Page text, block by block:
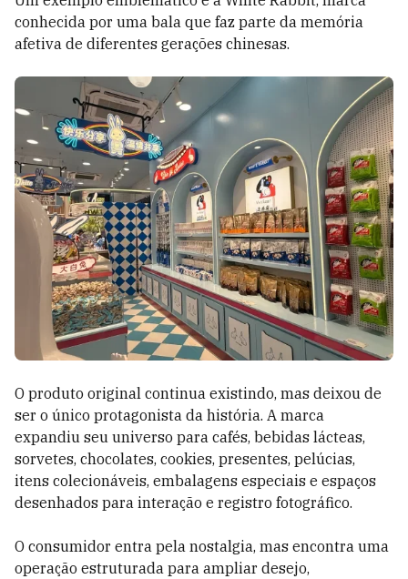
conhecida por uma bala que faz parte da memória
afetiva de diferentes gerações chinesas.
O produto original continua existindo, mas deixou de
ser o único protagonista da história. A marca
expandiu seu universo para cafés, bebidas lácteas,
sorvetes, chocolates, cookies, presentes, pelúcias,
itens colecionáveis, embalagens especiais e espaços
desenhados para interação e registro fotográfico.
O consumidor entra pela nostalgia, mas encontra uma
operação estruturada para ampliar desejo,